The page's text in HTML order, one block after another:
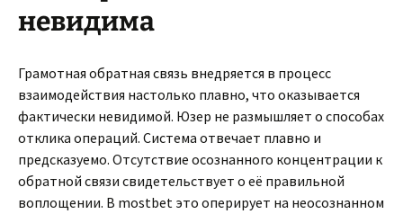
невидима
Грамотная обратная связь внедряется в процесс
взаимодействия настолько плавно, что оказывается
фактически невидимой. Юзер не размышляет о способах
отклика операций. Система отвечает плавно и
предсказуемо. Отсутствие осознанного концентрации к
обратной связи свидетельствует о её правильной
воплощении. В mostbet это оперирует на неосознанном